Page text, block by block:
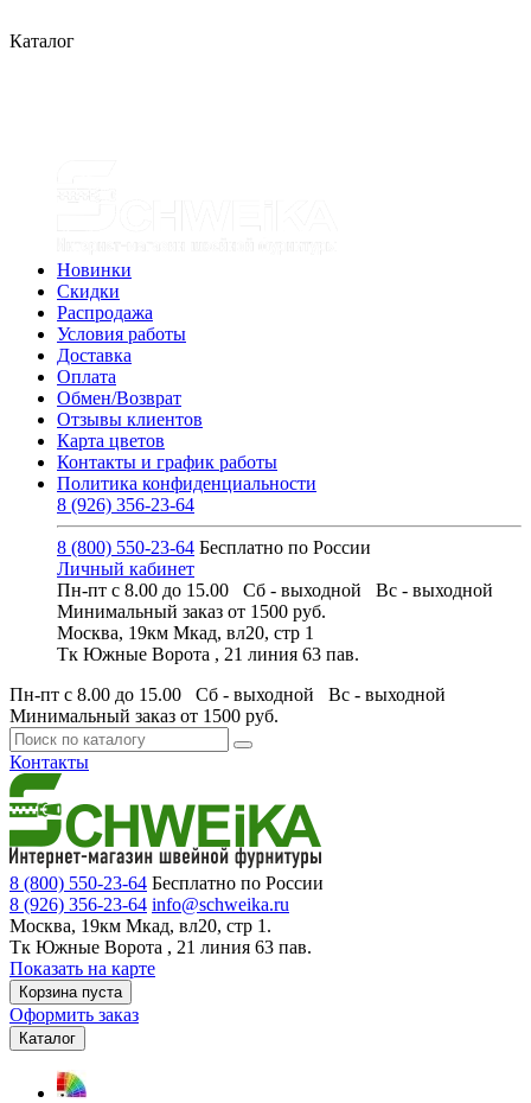
Каталог
Новинки
Скидки
Распродажа
Условия работы
Доставка
Оплата
Обмен/Возврат
Отзывы клиентов
Карта цветов
Контакты и график работы
Политика конфиденциальности
8 (926) 356-23-64
8 (800) 550-23-64 Бесплатно по России
Личный кабинет
Пн-пт с 8.00 до 15.00 Сб - выходной Вс - выходной
Минимальный заказ от 1500 руб.
Москва, 19км Мкад, вл20, стр 1
Тк Южные Ворота , 21 линия 63 пав.
Пн-пт с 8.00 до 15.00 Сб - выходной Вс - выходной
Минимальный заказ от 1500 руб.
Контакты
8 (800) 550-23-64 Бесплатно по России
8 (926) 356-23-64 info@schweika.ru
Москва, 19км Мкад, вл20, стр 1.
Тк Южные Ворота , 21 линия 63 пав.
Показать на карте
Корзина пуста
Оформить заказ
Каталог